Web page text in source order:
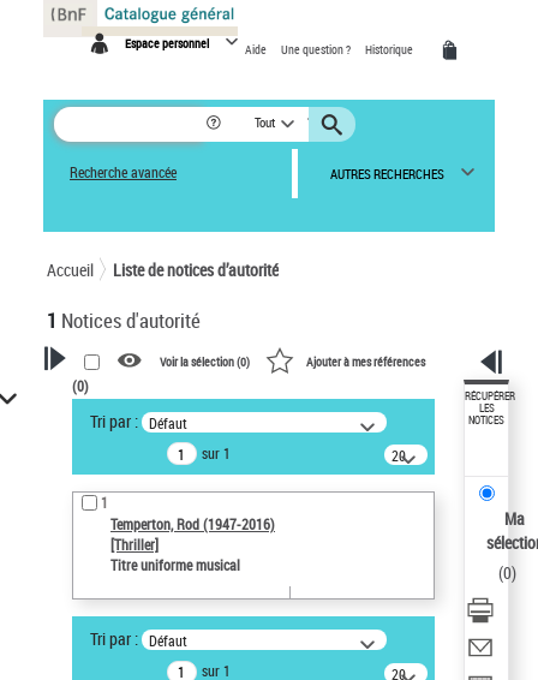
Espace personnel Aide Une question ? Historique
Tout
Recherche avancée AUTRES RECHERCHES
Accueil Liste de notices d’autorité
1 Notices d'autorité
VOTRE RECHERCHE
Recherche avancée dans les
notices d’autorité
Œuvres liées à l'auteur :
Temperton, Rod (1947-2016)
Auteur d’œuvre
Type de notice d'autorité
Titre uniforme musical
Voir la sélection (0) Ajouter à mes références
(0)
Tri par : Défaut
sur 1
20
résultats/page
1
Temperton, Rod (1947-2016)
[Thriller]
Titre uniforme musical
Tri par : Défaut
sur 1
20
RÉCUPÉRER
LES
NOTICES
Ma
(0)
Panneau de gestion des cookies